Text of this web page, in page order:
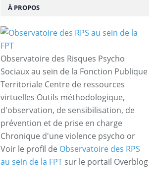
À PROPOS
Observatoire des Risques Psycho
Sociaux au sein de la Fonction Publique
Territoriale Centre de ressources
virtuelles Outils méthodologique,
d'observation, de sensibilisation, de
prévention et de prise en charge
Chronique d'une violence psycho or
Voir le profil de Observatoire des RPS
au sein de la FPT sur le portail Overblog